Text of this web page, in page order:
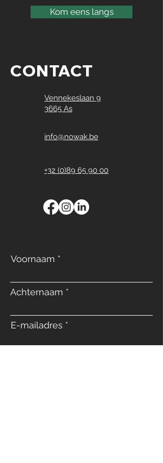
Kom eens langs
CONTACT
Vennekeslaan 9
3665 As
info@nowak.be
+32 (0)89 65 90 00
Voornaam
Achternaam
E-mailadres